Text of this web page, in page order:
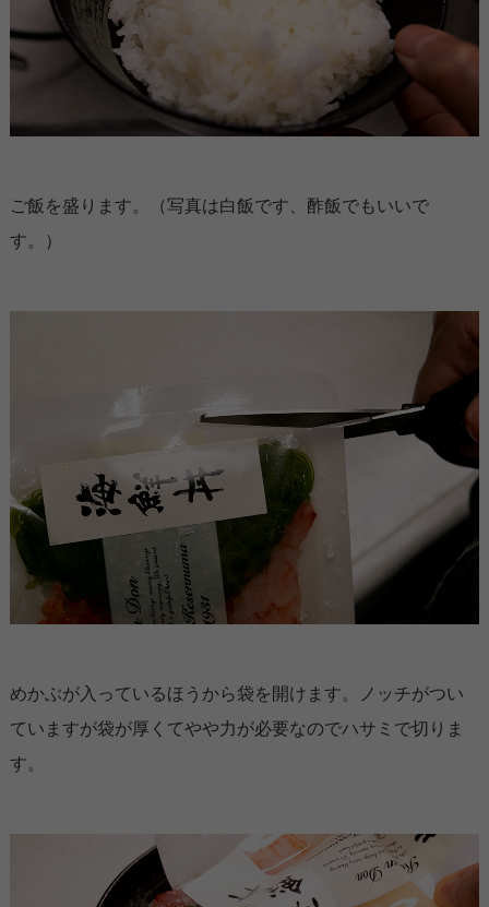
ご飯を盛ります。（写真は白飯です、酢飯でもいいで
す。）
めかぶが入っているほうから袋を開けます。ノッチがつい
ていますが袋が厚くてやや力が必要なのでハサミで切りま
す。